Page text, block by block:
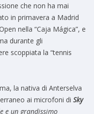
che non ha mai
in primavera a Madrid
nella “Caja Mágica”, e
durante gli
scoppiata la “tennis
la nativa di Anterselva
ai microfoni di Sky
e un grandissimo